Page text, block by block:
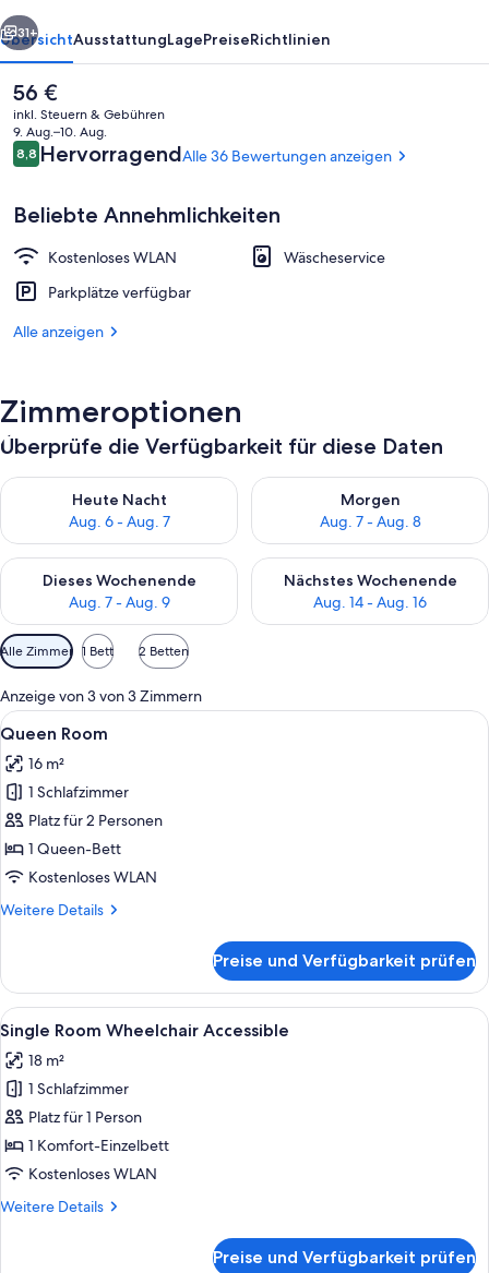
Außenbereich
Weiter
31+
ÜbersichtAusstattungLagePreiseRichtlinien
Der
aktuelle
Preis
beträgt
56 €.
56 €
inkl. Steuern & Gebühren
9. Aug.–10. Aug.
Bewertungen
8,88,8 von 10.
HervorragendAlle 36 Bewertungen anzeigen
Beliebte Annehmlichkeiten
Kostenloses WLAN
Wäscheservice
Parkplätze verfügbar
Alle anzeigen
Zimmeroptionen
Überprüfe die Verfügbarkeit für diese Daten
Heute Nacht
Aug. 6 - Aug. 7
Überprüfe die Verfügbarkeit für heute Nacht, Aug. 6 - Aug. 7.
Morgen
Aug. 7 - Aug. 8
Überprüfe die Verfügbarkeit
Dieses Wochenende
Aug. 7 - Aug. 9
Überprüfe die Verfügbarkeit für dieses Wochenende, Aug. 7
Nächstes Wochenende
Aug. 14 - Aug. 16
Überprüfe die Verfügbarkeit
Verfügbare
Filter
für
Zimmer
Alle Zimmer 1 Bett 2 Betten
Anzeige von 3 von 3 Zimmern
Alle
Fotos
für
Queen
Room
anzeigen
Ein Hotelzimmer mit einem großen
8
Queen Room
16 m²
1 Schlafzimmer
Platz für 2 Personen
1 Queen-Bett
Kostenloses WLAN
Weitere Details
Weitere
Room
Preise und Verfügbarkeit prüfen
Alle
Fotos
für
Single
Room
Wheelchair
Accessible
Ein ordentlich eingerichtetes
7
Single Room Wheelchair Accessible
18 m²
1 Schlafzimmer
Platz für 1 Person
1 Komfort-Einzelbett
Kostenloses WLAN
Weitere Details
Weitere
Preise und Verfügbarkeit prüfen